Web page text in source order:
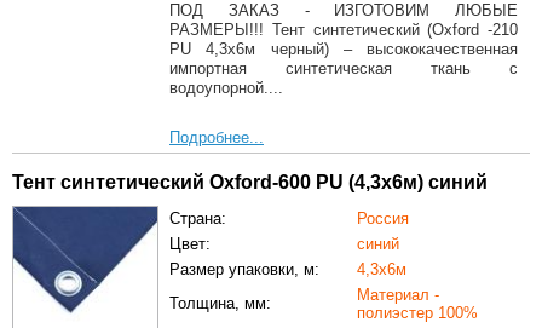
ПОД ЗАКАЗ - ИЗГОТОВИМ ЛЮБЫЕ
РАЗМЕРЫ!!! Тент синтетический (Oxford -210
PU 4,3х6м черный) – высококачественная
импортная синтетическая ткань с
водоупорной....
Подробнее...
Тент синтетический Oxford-600 PU (4,3х6м) синий
Страна:
Россия
Цвет:
синий
Размер упаковки, м:
4,3х6м
Толщина, мм:
Материал -
полиэстер 100%